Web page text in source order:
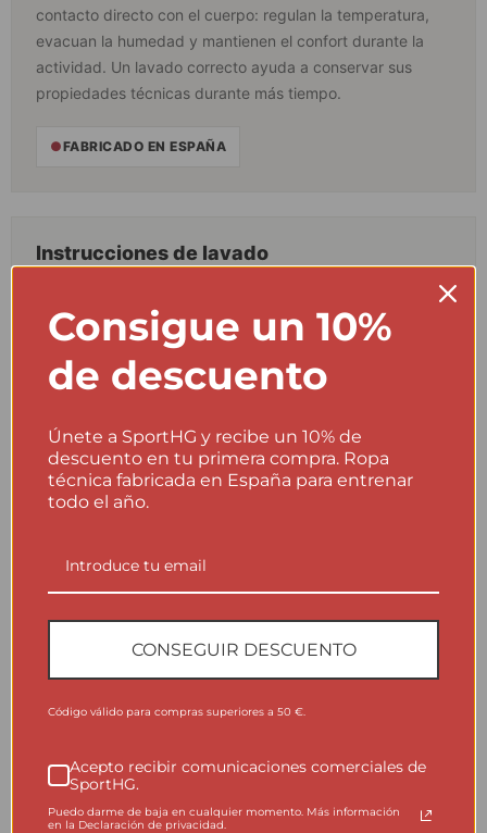
contacto directo con el cuerpo: regulan la temperatura,
evacuan la humedad y mantienen el confort durante la
actividad. Un lavado correcto ayuda a conservar sus
propiedades técnicas durante más tiempo.
●FABRICADO EN ESPAÑA
Instrucciones de lavado
40 No lavar a más de 40ºC.
No usar suavizante.
Evita programas agresivos y productos que puedan alterar la
estructura del tejido técnico.
Producción local, control real
proceso: diseño, desarrollo, producción y acabados.
con cada prenda.
Una prenda técnica no empieza en la montaña: empieza en
Consigue un 10%
de descuento
Únete a SportHG y recibe un 10% de
descuento en tu primera compra. Ropa
técnica fabricada en España para entrenar
todo el año.
CONSEGUIR DESCUENTO
Código válido para compras superiores a 50 €.
Acepto recibir comunicaciones comerciales de
SportHG.
Puedo darme de baja en cualquier momento. Más información
en la Declaración de privacidad.